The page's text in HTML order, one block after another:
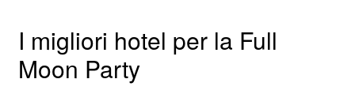
I migliori hotel per la Full
Moon Party